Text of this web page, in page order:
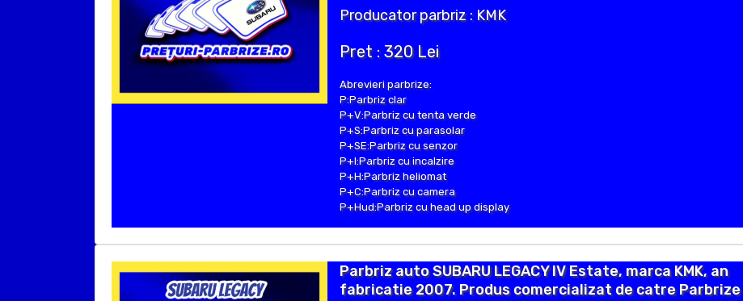
Producator parbriz : KMK
Pret : 320 Lei
Abrevieri parbrize:
P:Parbriz clar
P+V:Parbriz cu tenta verde
P+S:Parbriz cu parasolar
P+SE:Parbriz cu senzor
P+I:Parbriz cu incalzire
P+H:Parbriz heliomat
P+C:Parbriz cu camera
P+Hud:Parbriz cu head up display
Parbriz auto SUBARU LEGACY IV Estate, marca KMK, an
fabricatie 2007. Produs comercializat de catre Parbrize